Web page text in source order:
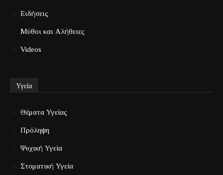
Ειδήσεις
Μύθοι και Αλήθειες
Videos
Υγεία
Θέματα Υγείας
Πρόληψη
Ψυχική Υγεία
Στοματική Υγεία